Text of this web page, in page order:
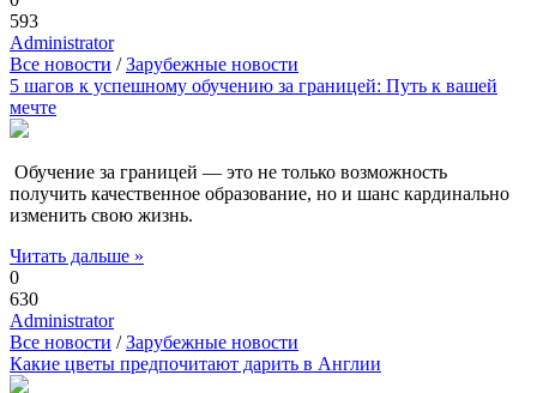
593
Administrator
Все новости /Зарубежные новости
5 шагов к успешному обучению за границей: Путь к вашей
мечте
Обучение за границей — это не только возможность
получить качественное образование, но и шанс кардинально
изменить свою жизнь.
Читать дальше »
0
630
Administrator
Все новости /Зарубежные новости
Какие цветы предпочитают дарить в Англии